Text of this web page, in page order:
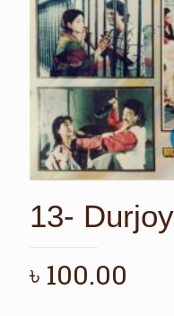
13- Durjoy
৳ 100.00